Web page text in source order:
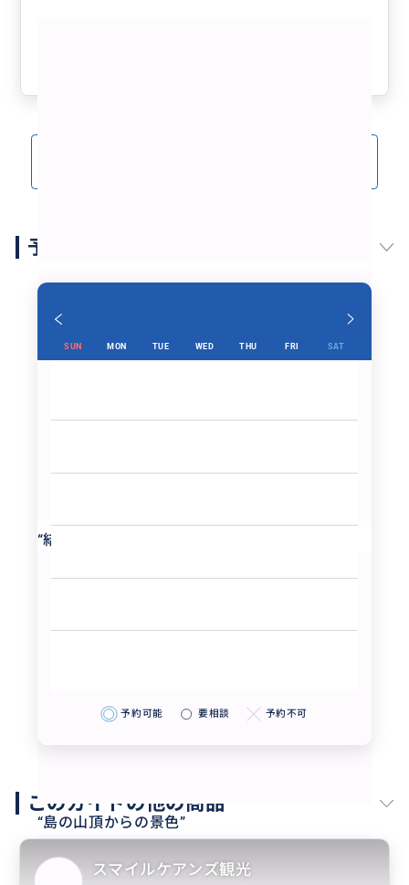
そのあとは降ったり晴れたりで、島の山頂もものすごい
とても素敵な場所だったのでぜひまたケアンズにいった
“結構本格的な山道でした
“島の山頂からの景色”
予約スケジュール
SUN MON TUE WED THU FRI SAT
予約可能 要相談 予約不可
このガイドの他の商品
スマイルケアンズ観光